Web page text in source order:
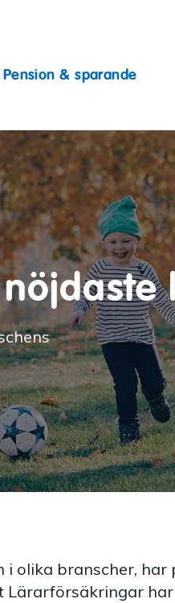
Pension & sparande
i olika branscher, har
Lärarförsäkringar har